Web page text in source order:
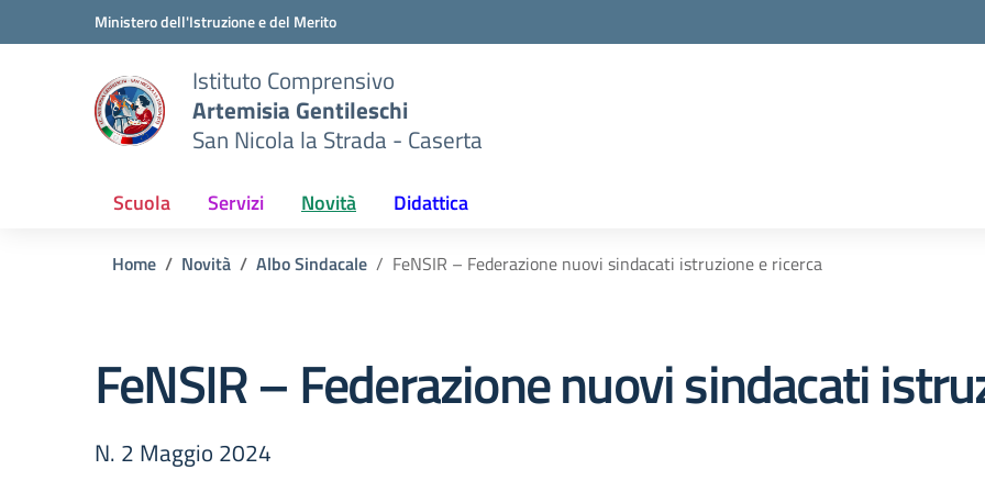
Vai ai contenuti
Vai al menu di navigazioneMinistero dell'Istruzione e del Merito
Istituto Comprensivo
Artemisia Gentileschi
San Nicola la Strada - Caserta
Scuola Servizi Novità Didattica
Home Novità Albo Sindacale FeNSIR – Federazione nuovi sindacati istruzione e ricerca
FeNSIR – Federazione nuovi sindacati
N. 2 Maggio 2024